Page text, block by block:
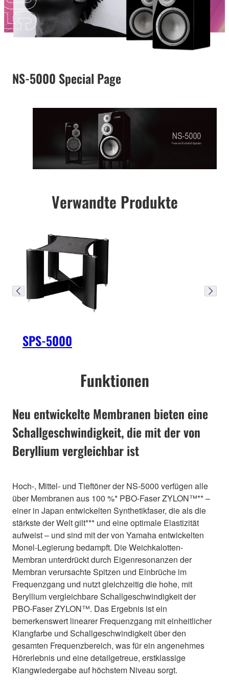
NS-5000 Special Page
Verwandte Produkte
SPS-5000
Funktionen
Neu entwickelte Membranen bieten eine
Schallgeschwindigkeit, die mit der von
Beryllium vergleichbar ist
Hoch-, Mittel- und Tieftöner der NS-5000 verfügen alle
über Membranen aus 100 %* PBO-Faser ZYLON™** –
einer in Japan entwickelten Synthetikfaser, die als die
stärkste der Welt gilt*** und eine optimale Elastizität
aufweist – und sind mit der von Yamaha entwickelten
Monel-Legierung bedampft. Die Weichkalotten-
Membran unterdrückt durch Eigenresonanzen der
Membran verursachte Spitzen und Einbrüche im
Frequenzgang und nutzt gleichzeitig die hohe, mit
Beryllium vergleichbare Schallgeschwindigkeit der
PBO-Faser ZYLON™. Das Ergebnis ist ein
bemerkenswert linearer Frequenzgang mit einheitlicher
Klangfarbe und Schallgeschwindigkeit über den
gesamten Frequenzbereich, was für ein angenehmes
Hörerlebnis und eine detailgetreue, erstklassige
Klangwiedergabe auf höchstem Niveau sorgt.